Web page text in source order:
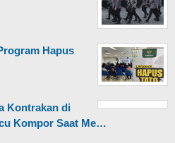
Hapus
Kontrakan di
Kompor Saat Me…